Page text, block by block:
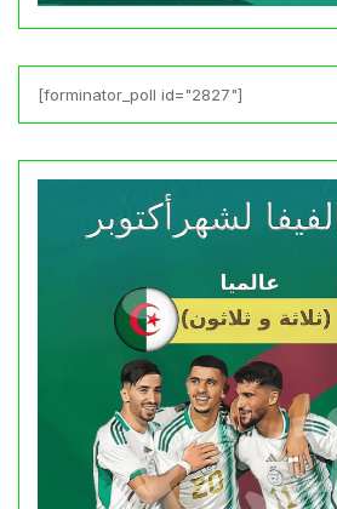
[forminator_poll id="2827"]